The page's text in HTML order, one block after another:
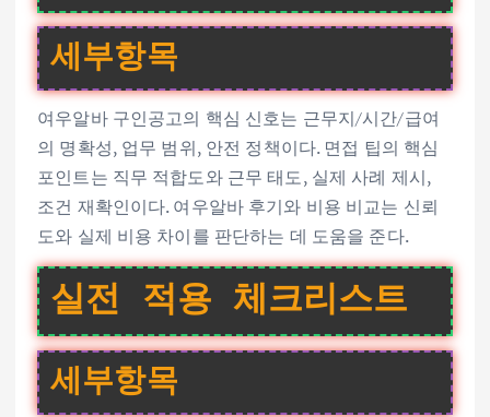
세부항목
여우알바 구인공고의 핵심 신호는 근무지/시간/급여
의 명확성, 업무 범위, 안전 정책이다. 면접 팁의 핵심
포인트는 직무 적합도와 근무 태도, 실제 사례 제시,
조건 재확인이다. 여우알바 후기와 비용 비교는 신뢰
도와 실제 비용 차이를 판단하는 데 도움을 준다.
실전 적용 체크리스트
세부항목